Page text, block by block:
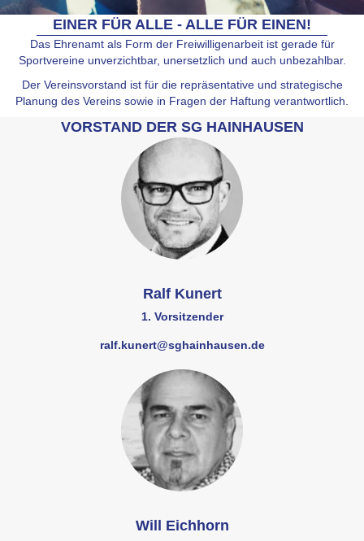
EINER FÜR ALLE - ALLE FÜR EINEN!
Das Ehrenamt als Form der Freiwilligenarbeit ist gerade für
Sportvereine unverzichtbar, unersetzlich und auch unbezahlbar.
Der Vereinsvorstand ist für die repräsentative und strategische
Planung des Vereins sowie in Fragen der Haftung verantwortlich.
VORSTAND DER SG HAINHAUSEN
Ralf Kunert
1. Vorsitzender
ralf.kunert@sghainhausen.de
Will Eichhorn